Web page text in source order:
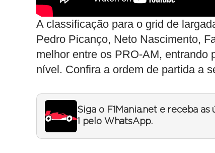
A classificação para o grid de
Pedro Picanço, Neto Nascimento,
melhor entre os PRO-AM, entrando
nível. Confira a ordem de partida a
Siga o F1Mania.net e receba
1 pelo WhatsApp.